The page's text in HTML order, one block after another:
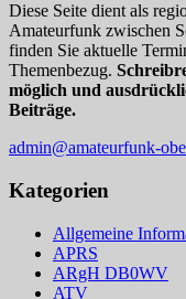
Diese Seite dient als
Amateurfunk zwischen
finden Sie aktuelle
Themenbezug.
möglich und
Beiträge.
admin@amateurfunk-
Kategorien
Allgemeine
APRS
ARgH DB0WV
ATV